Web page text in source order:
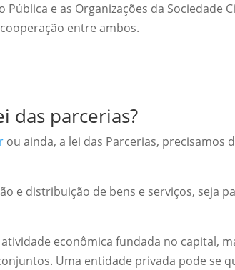
e as Organizações da Sociedade
entre ambos.
das parcerias?
ou ainda, a lei das Parcerias, precisamos
e distribuição de bens e serviços, seja
econômica fundada no capital,
Uma entidade privada pode se